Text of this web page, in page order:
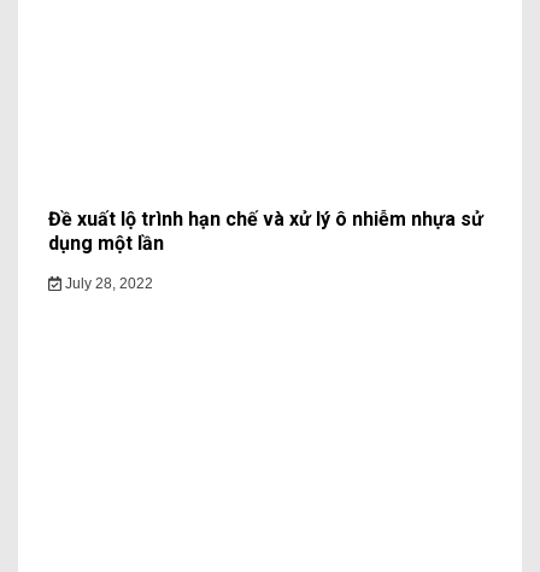
Đề xuất lộ trình hạn chế và xử lý ô nhiễm nhựa sử
dụng một lần
July 28, 2022